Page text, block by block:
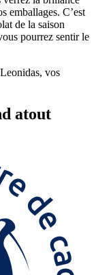
emballages. C’est
de la saison
pourrez sentir le
vos
atout